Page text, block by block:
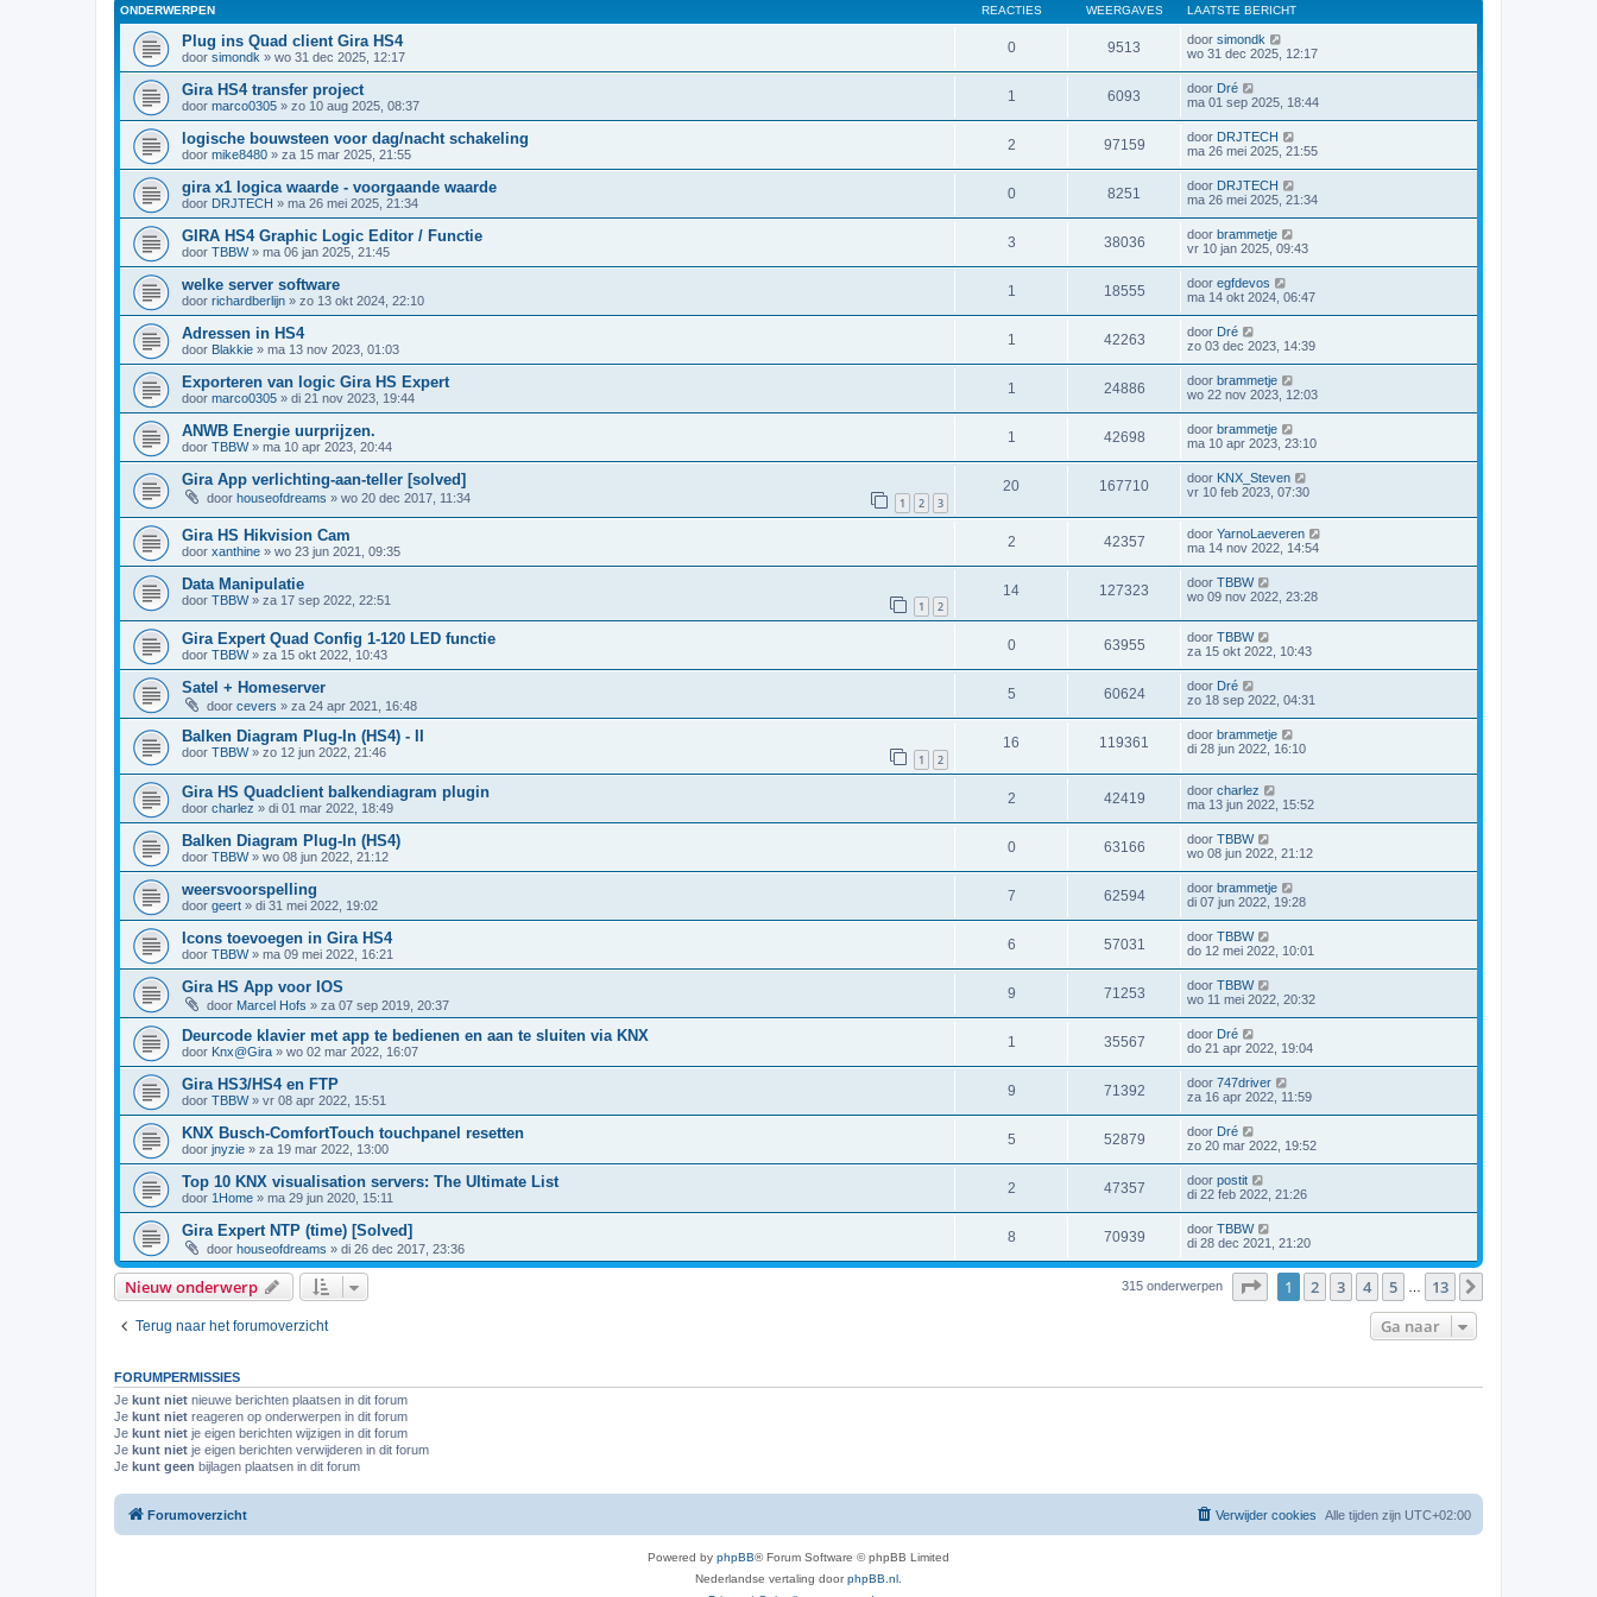
ONDERWERPEN REACTIES WEERGAVES LAATSTE BERICHT
Plug ins Quad client Gira HS4
door simondk » wo 31 dec 2025, 12:17
0 9513 door simondk
wo 31 dec 2025, 12:17
Gira HS4 transfer project
door marco0305 » zo 10 aug 2025, 08:37
1 6093 door Dré
ma 01 sep 2025, 18:44
logische bouwsteen voor dag/nacht schakeling
door mike8480 » za 15 mar 2025, 21:55
2 97159 door DRJTECH
ma 26 mei 2025, 21:55
gira x1 logica waarde - voorgaande waarde
door DRJTECH » ma 26 mei 2025, 21:34
0 8251 door DRJTECH
ma 26 mei 2025, 21:34
GIRA HS4 Graphic Logic Editor / Functie
door TBBW» ma 06 jan 2025, 21:45
3 38036 door brammetje
vr 10 jan 2025, 09:43
welke server software
door richardberlijn » zo 13 okt 2024, 22:10
1 18555 door egfdevos
ma 14 okt 2024, 06:47
Adressen in HS4
door Blakkie » ma 13 nov 2023, 01:03
1 42263 door Dré
zo 03 dec 2023, 14:39
Exporteren van logic Gira HS Expert
door marco0305 » di 21 nov 2023, 19:44
1 24886 door brammetje
wo 22 nov 2023, 12:03
ANWB Energie uurprijzen.
door TBBW» ma 10 apr 2023, 20:44
1 42698 door brammetje
ma 10 apr 2023, 23:10
Gira App verlichting-aan-teller [solved]
door houseofdreams » wo 20 dec 2017, 11:34 1 2 3
20 167710 door KNX_Steven
vr 10 feb 2023, 07:30
Gira HS Hikvision Cam
door xanthine » wo 23 jun 2021, 09:35
2 42357 door YarnoLaeveren
ma 14 nov 2022, 14:54
Data Manipulatie
door TBBW» za 17 sep 2022, 22:51 1 2
14 127323 door TBBW
wo 09 nov 2022, 23:28
Gira Expert Quad Config 1-120 LED functie
door TBBW» za 15 okt 2022, 10:43
0 63955 door TBBW
za 15 okt 2022, 10:43
Satel + Homeserver
door cevers » za 24 apr 2021, 16:48
5 60624 door Dré
zo 18 sep 2022, 04:31
Balken Diagram Plug-In (HS4) - II
door TBBW» zo 12 jun 2022, 21:46 1 2
16 119361 door brammetje
di 28 jun 2022, 16:10
Gira HS Quadclient balkendiagram plugin
door charlez » di 01 mar 2022, 18:49
2 42419 door charlez
ma 13 jun 2022, 15:52
Balken Diagram Plug-In (HS4)
door TBBW» wo 08 jun 2022, 21:12
0 63166 door TBBW
wo 08 jun 2022, 21:12
weersvoorspelling
door geert » di 31 mei 2022, 19:02
7 62594 door brammetje
di 07 jun 2022, 19:28
Icons toevoegen in Gira HS4
door TBBW» ma 09 mei 2022, 16:21
6 57031 door TBBW
do 12 mei 2022, 10:01
Gira HS App voor IOS
door Marcel Hofs » za 07 sep 2019, 20:37
9 71253 door TBBW
wo 11 mei 2022, 20:32
Deurcode klavier met app te bedienen en aan te sluiten via KNX
door Knx@Gira » wo 02 mar 2022, 16:07
1 35567 door Dré
do 21 apr 2022, 19:04
Gira HS3/HS4 en FTP
door TBBW» vr 08 apr 2022, 15:51
9 71392 door 747driver
za 16 apr 2022, 11:59
KNX Busch-ComfortTouch touchpanel resetten
door jnyzie » za 19 mar 2022, 13:00
5 52879 door Dré
zo 20 mar 2022, 19:52
Top 10 KNX visualisation servers: The Ultimate List
door 1Home » ma 29 jun 2020, 15:11
2 47357 door postit
di 22 feb 2022, 21:26
Gira Expert NTP (time) [Solved]
door houseofdreams » di 26 dec 2017, 23:36
8 70939 door TBBW
di 28 dec 2021, 21:20
Nieuw onderwerp 315 onderwerpen Pagina1 van 13
1 2 3 4 5 13
Terug naar het forumoverzicht Ga naar
FORUMPERMISSIES
Je kunt niet nieuwe berichten plaatsen in dit forum
Je kunt niet reageren op onderwerpen in dit forum
Je kunt niet je eigen berichten wijzigen in dit forum
Je kunt niet je eigen berichten verwijderen in dit forum
Je kunt geen bijlagen plaatsen in dit forum
Forumoverzicht Alle tijden zijn UTC+02:00
Verwijder cookies
Powered by phpBB® Forum Software © phpBB Limited
Nederlandse vertaling doorphpBB.nl .